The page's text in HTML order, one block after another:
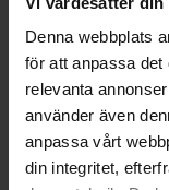
Denna webbplats
för att anpassa
relevanta
använder även
anpassa vårt
din integritet,